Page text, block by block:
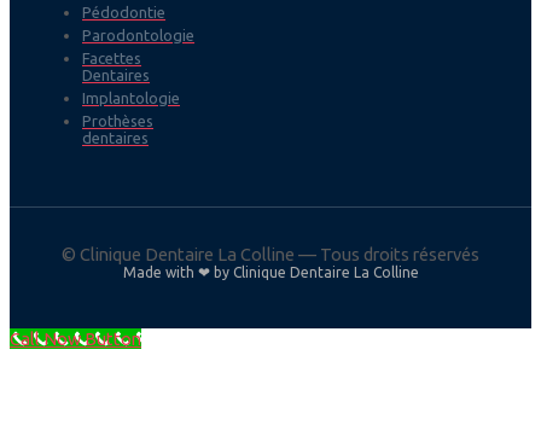
Pédodontie
Parodontologie
Facettes
Dentaires
Implantologie
Prothèses
dentaires
© Clinique Dentaire La Colline — Tous droits réservés
Made with ❤ by Clinique Dentaire La Colline
Call Now Button